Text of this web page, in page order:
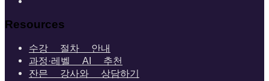
Resources
수강 절차 안내
과정·레벨 AI 추천
잔믄 강사와 상담하기